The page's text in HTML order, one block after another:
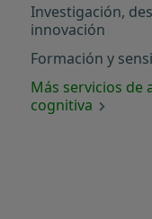
Investigación,
innovación
Formación y
Más servicios de
cognitiva